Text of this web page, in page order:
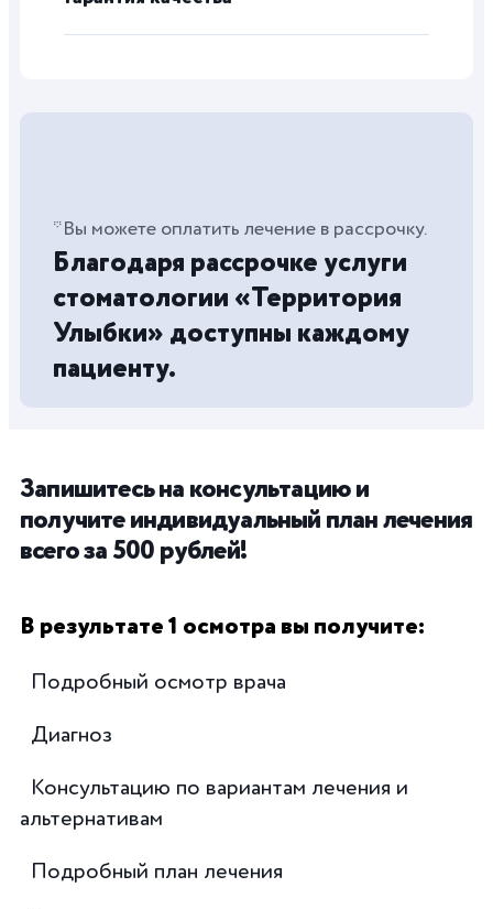
*Вы можете оплатить лечение в рассрочку.
Благодаря рассрочке услуги
стоматологии «Территория
Улыбки» доступны каждому
пациенту.
Запишитесь на консультацию и
получите индивидуальный план лечения
всего за 500 рублей!
В результате 1 осмотра вы получите:
Подробный осмотр врача
Диагноз
Консультацию по вариантам лечения и
альтернативам
Подробный план лечения